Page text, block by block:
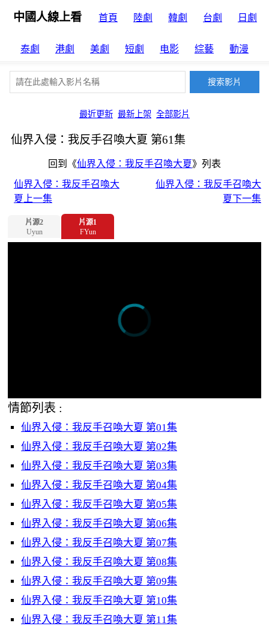
中國人線上看 首頁 陸劇 韓劇 台劇 日劇
泰劇 港劇 美劇 短劇 电影 綜藝 動漫
最近更新 最新上架 全部影片
仙界入侵：我反手召喚大夏 第61集
回到《仙界入侵：我反手召喚大夏》列表
仙界入侵：我反手召喚大
夏上一集
仙界入侵：我反手召喚大
夏下一集
片源2
Uyun
片源1
FYun
情節列表 :
仙界入侵：我反手召喚大夏 第01集
仙界入侵：我反手召喚大夏 第02集
仙界入侵：我反手召喚大夏 第03集
仙界入侵：我反手召喚大夏 第04集
仙界入侵：我反手召喚大夏 第05集
仙界入侵：我反手召喚大夏 第06集
仙界入侵：我反手召喚大夏 第07集
仙界入侵：我反手召喚大夏 第08集
仙界入侵：我反手召喚大夏 第09集
仙界入侵：我反手召喚大夏 第10集
仙界入侵：我反手召喚大夏 第11集